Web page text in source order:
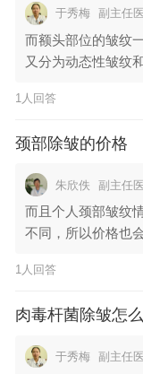
于秀梅 副主任
而额头部位的皱纹
又分为动态性皱纹
1人回答
颈部除皱的价格
朱欣佚 副主任
而且个人颈部皱纹
不同，所以价格也
1人回答
肉毒杆菌除皱怎
于秀梅 副主任